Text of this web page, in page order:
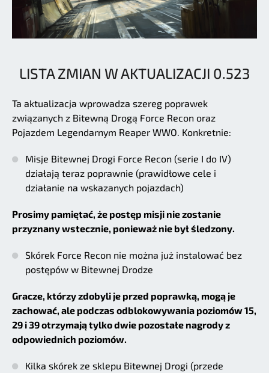
LISTA ZMIAN W AKTUALIZACJI 0.523
Ta aktualizacja wprowadza szereg poprawek
związanych z Bitewną Drogą Force Recon oraz
Pojazdem Legendarnym Reaper WWO. Konkretnie:
Misje Bitewnej Drogi Force Recon (serie I do IV)
działają teraz poprawnie (prawidłowe cele i
działanie na wskazanych pojazdach)
Prosimy pamiętać, że postęp misji nie zostanie
przyznany wstecznie, ponieważ nie był śledzony.
Skórek Force Recon nie można już instalować bez
postępów w Bitewnej Drodze
Gracze, którzy zdobyli je przed poprawką, mogą je
zachować, ale podczas odblokowywania poziomów 15,
29 i 39 otrzymają tylko dwie pozostałe nagrody z
odpowiednich poziomów.
Kilka skórek ze sklepu Bitewnej Drogi (przede